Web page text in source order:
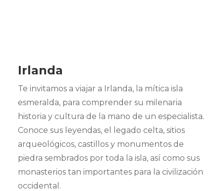
Australis
Viajes
Colección
Viajes
Premium
Viajes
Chile
Vuelos
Irlanda
Te invitamos a viajar a Irlanda, la mítica isla
esmeralda, para comprender su milenaria
historia y cultura de la mano de un especialista.
Conoce sus leyendas, el legado celta, sitios
arqueológicos, castillos y monumentos de
piedra sembrados por toda la isla, así como sus
monasterios tan importantes para la civilización
occidental.